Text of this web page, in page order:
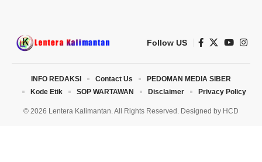
Follow US
© 2026 Lentera Kalimantan. All Rights Reserved. Designed by HCD
INFO REDAKSI Contact Us
PEDOMAN MEDIA SIBER
Kode Etik
SOP WARTAWAN Disclaimer Privacy Policy